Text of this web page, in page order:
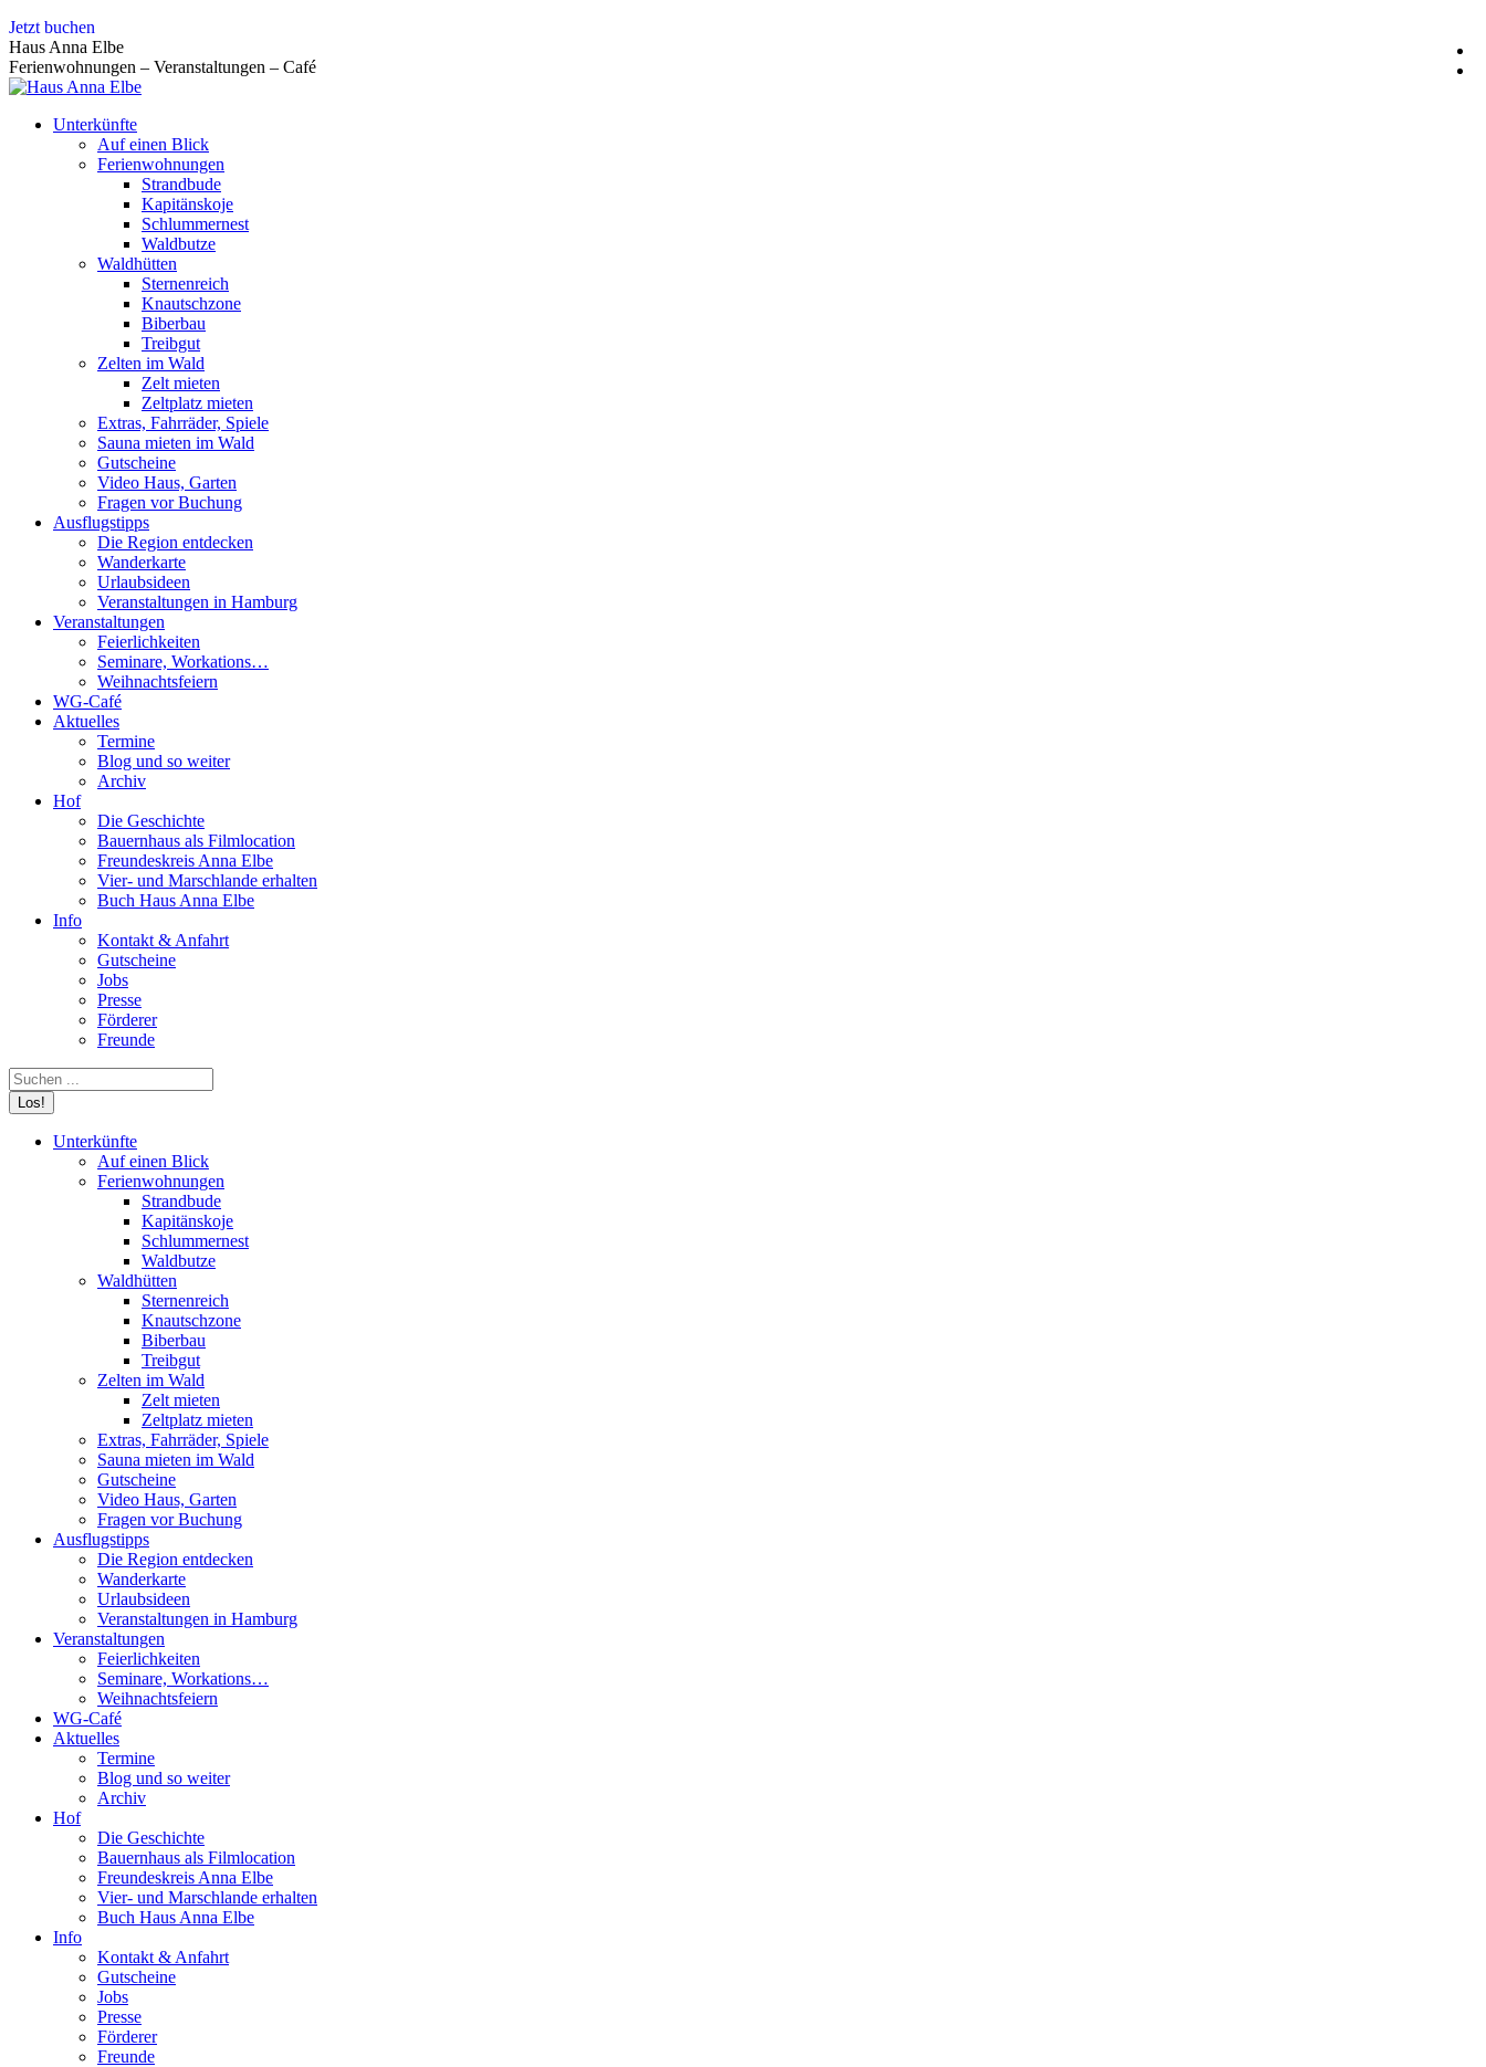
Zum
Inhalt
springen
Jetzt buchen
Haus Anna Elbe
Ferienwohnungen – Veranstaltungen – Café
Unterkünfte
Auf einen Blick
Ferienwohnungen
Strandbude
Kapitänskoje
Schlummernest
Waldbutze
Waldhütten
Sternenreich
Knautschzone
Biberbau
Treibgut
Zelten im Wald
Zelt mieten
Zeltplatz mieten
Extras, Fahrräder, Spiele
Sauna mieten im Wald
Gutscheine
Video Haus, Garten
Fragen vor Buchung
Ausflugstipps
Die Region entdecken
Wanderkarte
Urlaubsideen
Veranstaltungen in Hamburg
Veranstaltungen
Feierlichkeiten
Seminare, Workations…
Weihnachtsfeiern
WG-Café
Aktuelles
Termine
Blog und so weiter
Archiv
Hof
Die Geschichte
Bauernhaus als Filmlocation
Freundeskreis Anna Elbe
Vier- und Marschlande erhalten
Buch Haus Anna Elbe
Info
Kontakt & Anfahrt
Gutscheine
Jobs
Presse
Förderer
Freunde
Search:
Unterkünfte
Auf einen Blick
Ferienwohnungen
Strandbude
Kapitänskoje
Schlummernest
Waldbutze
Waldhütten
Sternenreich
Knautschzone
Biberbau
Treibgut
Zelten im Wald
Zelt mieten
Zeltplatz mieten
Extras, Fahrräder, Spiele
Sauna mieten im Wald
Gutscheine
Video Haus, Garten
Fragen vor Buchung
Ausflugstipps
Die Region entdecken
Wanderkarte
Urlaubsideen
Veranstaltungen in Hamburg
Veranstaltungen
Feierlichkeiten
Seminare, Workations…
Weihnachtsfeiern
WG-Café
Aktuelles
Termine
Blog und so weiter
Archiv
Hof
Die Geschichte
Bauernhaus als Filmlocation
Freundeskreis Anna Elbe
Vier- und Marschlande erhalten
Buch Haus Anna Elbe
Info
Kontakt & Anfahrt
Gutscheine
Jobs
Presse
Förderer
Freunde